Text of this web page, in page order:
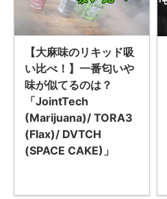
【大麻味のリキッド吸
い比べ！】一番匂いや
味が似てるのは？
「JointTech
(Marijuana)/ TORA3
(Flax)/ DVTCH
(SPACE CAKE)」